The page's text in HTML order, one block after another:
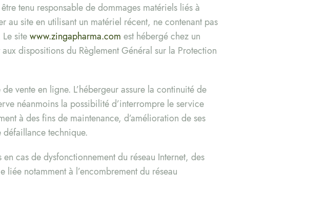
tenu responsable de dommages matériels liés à
au site en utilisant un matériel récent, ne contenant pas
sitewww.zingapharma.com est hébergé chez un
dispositions du Règlement Général sur la Protection
vente en ligne. L’hébergeur assure la continuité de
néanmoins la possibilité d’interrompre le service
à des fins de maintenance, d’amélioration de ses
technique.
cas de dysfonctionnement du réseau Internet, des
notamment à l’encombrement du réseau